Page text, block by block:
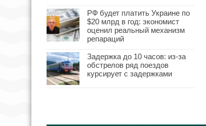
РФ будет платить Украине по
$20 млрд в год: экономист
оценил реальный механизм
репараций
Задержка до 10 часов: из-за
обстрелов ряд поездов
курсирует с задержками